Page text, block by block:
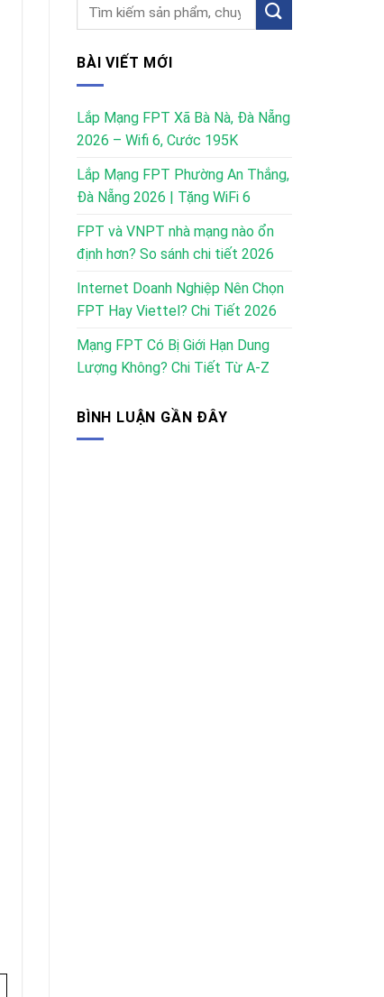
BÀI VIẾT MỚI
Lắp Mạng FPT Xã Bà Nà, Đà Nẵng
2026 – Wifi 6, Cước 195K
Lắp Mạng FPT Phường An Thắng,
Đà Nẵng 2026 | Tặng WiFi 6
FPT và VNPT nhà mạng nào ổn
định hơn? So sánh chi tiết 2026
Internet Doanh Nghiệp Nên Chọn
FPT Hay Viettel? Chi Tiết 2026
Mạng FPT Có Bị Giới Hạn Dung
Lượng Không? Chi Tiết Từ A-Z
BÌNH LUẬN GẦN ĐÂY